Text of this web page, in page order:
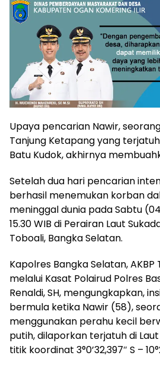
Upaya pencarian Nawir,
Tanjung Ketapang yang
Batu Kudok, akhirnya
Setelah dua hari pencarian
berhasil menemukan korban
meninggal dunia pada Sabtu
15.30 WIB di Perairan Laut
Toboali, Bangka Selatan.
Kapolres Bangka Selatan,
melalui Kasat Polairud Polres
Renaldi, SH, mengungkapkan,
bermula ketika Nawir (58),
menggunakan perahu kecil
putih, dilaporkan terjatuh di
titik koordinat 3°0’32,397″ S –